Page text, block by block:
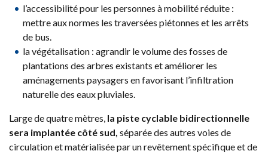
l’accessibilité pour les personnes à mobilité réduite :
mettre aux normes les traversées piétonnes et les arrêts
de bus.
la végétalisation : agrandir le volume des fosses de
plantations des arbres existants et améliorer les
aménagements paysagers en favorisant l’infiltration
naturelle des eaux pluviales.
Large de quatre mètres, la piste cyclable bidirectionnelle
sera implantée côté sud, séparée des autres voies de
circulation et matérialisée par un revêtement spécifique et de